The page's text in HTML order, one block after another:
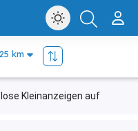
Kleinanzeigen auf